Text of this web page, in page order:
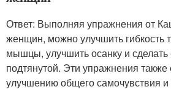
Ответ: Выполняя упражнения от
женщин, можно улучшить гибкость
мышцы, улучшить осанку и
подтянутой. Эти упражнения также
улучшению общего самочувствия